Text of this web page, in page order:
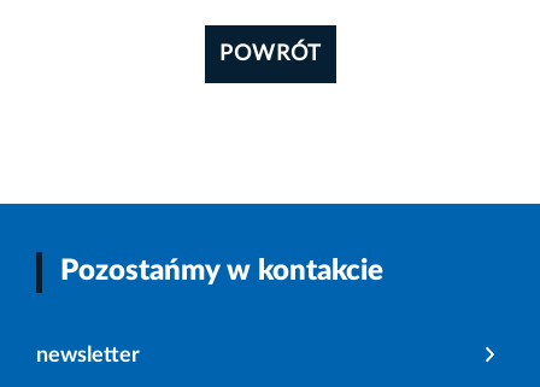
POWRÓT
Pozostańmy w kontakcie
newsletter